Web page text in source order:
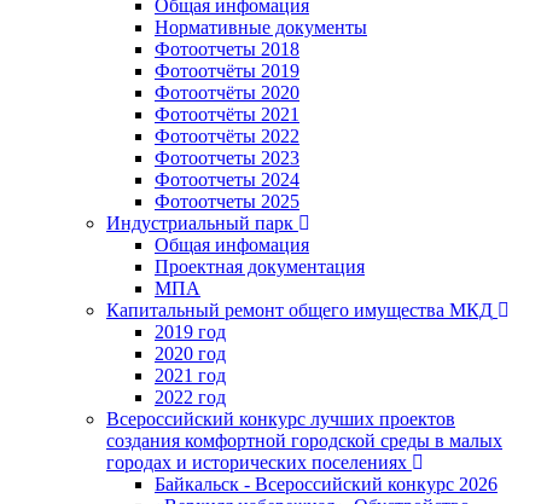
Общая инфомация
Нормативные документы
Фотоотчеты 2018
Фотоотчёты 2019
Фотоотчёты 2020
Фотоотчёты 2021
Фотоотчёты 2022
Фотоотчеты 2023
Фотоотчеты 2024
Фотоотчеты 2025
Индустриальный парк
Общая инфомация
Проектная документация
МПА
Капитальный ремонт общего имущества МКД
2019 год
2020 год
2021 год
2022 год
Всероссийский конкурс лучших проектов
создания комфортной городской среды в малых
городах и исторических поселениях
Байкальск - Всероссийский конкурс 2026